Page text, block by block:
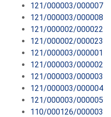
121/000003/000007
121/000003/000008
121/000002/000022
121/000002/000023
121/000003/000001
121/000003/000002
121/000003/000003
121/000003/000004
121/000003/000005
110/000126/000003